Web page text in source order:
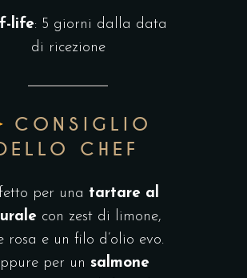
life: 5 giorni dalla data
di ricezione
CONSIGLIO
CHEF
per una tartare al
con zest di limone,
rosa e un filo d’olio evo.
per un salmone